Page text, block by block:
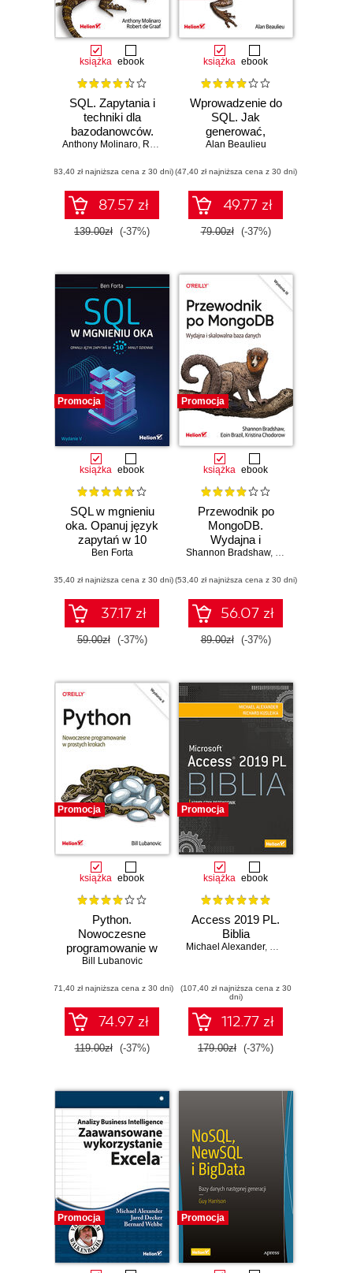
książka ebook
SQL. Zapytania i
techniki dla
bazodanowców.
Receptury.
Anthony Molinaro, Robert de Graaf
(83,40 zł najniższa cena z 30 dni)
87.57 zł
139.00zł (-37%)
książka ebook
Wprowadzenie do
SQL. Jak
generować,
pobierać i
Wydanie III
Alan Beaulieu
(47,40 zł najniższa cena z 30 dni)
49.77 zł
79.00zł (-37%)
Promocja
książka ebook
SQL w mgnieniu
oka. Opanuj język
zapytań w 10
minut dziennie.
Ben Forta
(35,40 zł najniższa cena z 30 dni)
37.17 zł
59.00zł (-37%)
Promocja
książka ebook
Przewodnik po
MongoDB.
Wydajna i
skalowalna baza
III
Shannon Bradshaw, Eoin Brazil
(53,40 zł najniższa cena z 30 dni)
56.07 zł
89.00zł (-37%)
Promocja
książka ebook
Python.
Nowoczesne
programowanie w
prostych krokach.
Bill Lubanovic
(71,40 zł najniższa cena z 30 dni)
74.97 zł
119.00zł (-37%)
Promocja
książka ebook
Access 2019 PL.
Biblia
Michael Alexander, Richard Kusleika
(107,40 zł najniższa cena z 30
dni)
112.77 zł
179.00zł (-37%)
Promocja Promocja